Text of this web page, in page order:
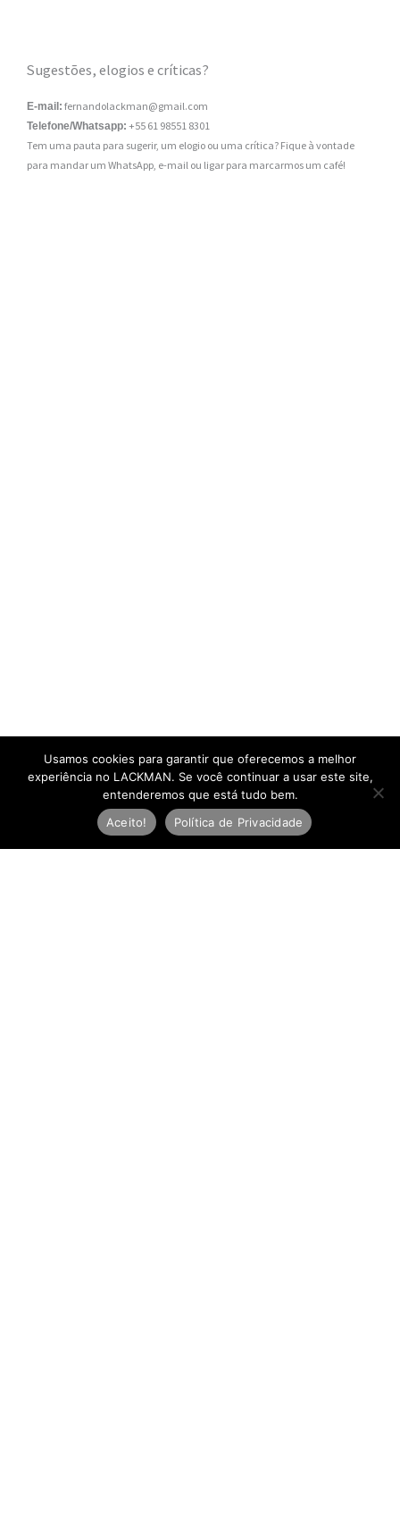
Sugestões, elogios e críticas?
E-mail: fernandolackman@gmail.com
Telefone/Whatsapp: +55 61 98551 8301
Tem uma pauta para sugerir, um elogio ou uma crítica? Fique à vontade
para mandar um WhatsApp, e-mail ou ligar para marcarmos um café!
Usamos cookies para garantir que oferecemos a melhor
experiência no LACKMAN. Se você continuar a usar este site,
entenderemos que está tudo bem.
Aceito!
Política de Privacidade